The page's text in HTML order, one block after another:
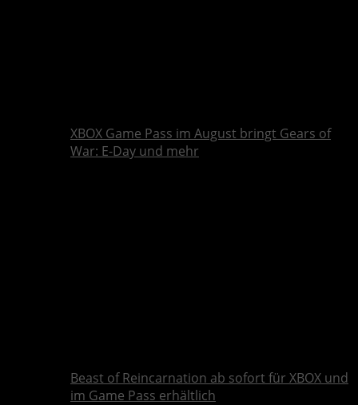
XBOX Game Pass im August bringt Gears of
War: E-Day und mehr
Beast of Reincarnation ab sofort für XBOX und
im Game Pass erhältlich